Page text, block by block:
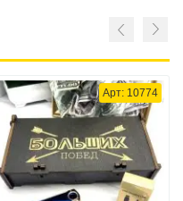
Арт: 10774